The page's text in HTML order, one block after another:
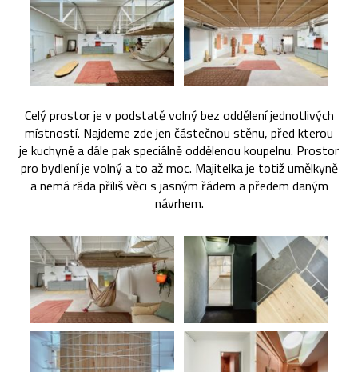
Celý prostor je v podstatě volný bez oddělení jednotlivých
místností. Najdeme zde jen částečnou stěnu, před kterou
je kuchyně a dále pak speciálně oddělenou koupelnu. Prostor
pro bydlení je volný a to až moc. Majitelka je totiž umělkyně
a nemá ráda příliš věci s jasným řádem a předem daným
návrhem.